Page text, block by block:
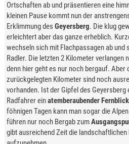
Ortschaften ab und präsentieren eine
kleinen Pause kommt nun der
Erklimmung desGeyersberg. Die klug
erleichtert aber das ganze erheblich.
wechseln sich mit Flachpassagen ab
Radler. Die letzten 2 Kilometer verlangen
denn hier geht es nur noch bergauf.
zurückgelegten Kilometer sind noch
vorhanden. Ist der Gipfel des
Radfahrer einatemberaubender Fernblick
föhnigen Tagen kann man sogar die
führen nur noch Bergab zum
gibt ausreichend Zeit die